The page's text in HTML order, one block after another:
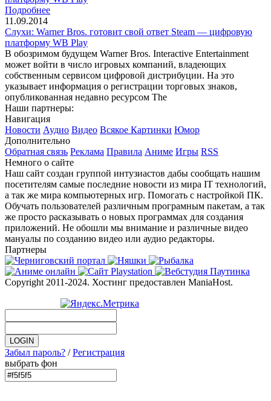
Подробнее
11.09.2014
Слухи: Warner Bros. готовит свой ответ Steam — цифровую
платформу WB Play
В обозримом будущем Warner Bros. Interactive Entertainment
может войти в число игровых компаний, владеющих
собственным сервисом цифровой дистрибуции. На это
указывает информация о регистрации торговых знаков,
опубликованная недавно ресурсом The
Наши партнеры:
Навигация
Новости Аудио Видео Всякое Картинки Юмор
Дополнительно
Обратная связь Реклама Правила Аниме Игры RSS
Немного о сайте
Наш сайт создан группой интузиастов дабы сообщать нашим
посетителям самые последние новости из мира IT технологий,
а так же мира компьютерных игр. Помогать с настройкой ПК.
Обучать пользователей различным програмным пакетам, а так
же просто расказывать о новых программах для создания
приложений. Не обошли мы внимание и различные видео
мануалы по созданию видео или аудио редакторы.
Партнеры
Copyright 2011-2024. Хостинг предоставлен ManiaHost.
Забыл пароль? /Регистрация
выбрать фон